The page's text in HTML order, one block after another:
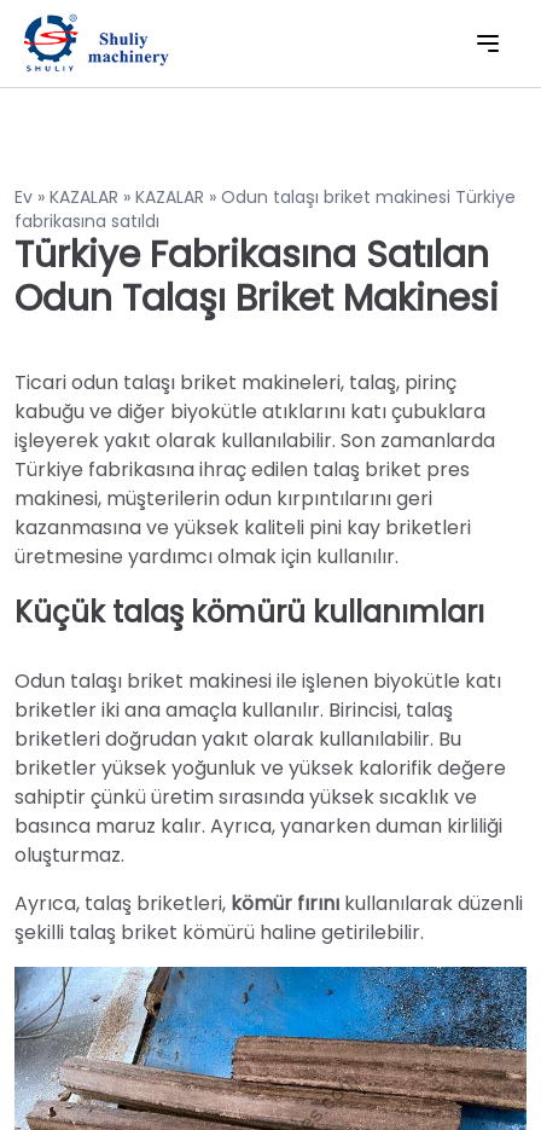
Ev » KAZALAR » KAZALAR » Odun talaşı briket makinesi Türkiye
fabrikasına satıldı
Türkiye Fabrikasına Satılan
Odun Talaşı Briket Makinesi
Ticari odun talaşı briket makineleri, talaş, pirinç
kabuğu ve diğer biyokütle atıklarını katı çubuklara
işleyerek yakıt olarak kullanılabilir. Son zamanlarda
Türkiye fabrikasına ihraç edilen talaş briket pres
makinesi, müşterilerin odun kırpıntılarını geri
kazanmasına ve yüksek kaliteli pini kay briketleri
üretmesine yardımcı olmak için kullanılır.
Küçük talaş kömürü kullanımları
Odun talaşı briket makinesi ile işlenen biyokütle katı
briketler iki ana amaçla kullanılır. Birincisi, talaş
briketleri doğrudan yakıt olarak kullanılabilir. Bu
briketler yüksek yoğunluk ve yüksek kalorifik değere
sahiptir çünkü üretim sırasında yüksek sıcaklık ve
basınca maruz kalır. Ayrıca, yanarken duman kirliliği
oluşturmaz.
Ayrıca, talaş briketleri, kömür fırını kullanılarak düzenli
şekilli talaş briket kömürü haline getirilebilir.